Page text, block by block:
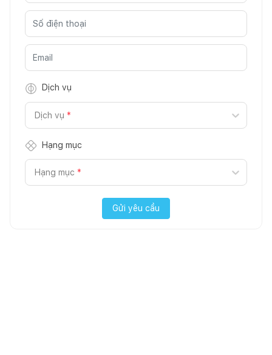
Dịch vụ
Dịch vụ *
Hạng mục
Hạng mục *
Gửi yêu cầu